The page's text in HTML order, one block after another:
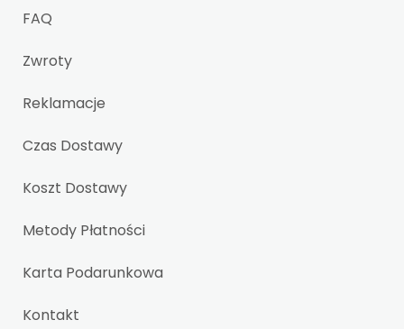
FAQ
Zwroty
Reklamacje
Czas Dostawy
Koszt Dostawy
Metody Płatności
Karta Podarunkowa
Kontakt